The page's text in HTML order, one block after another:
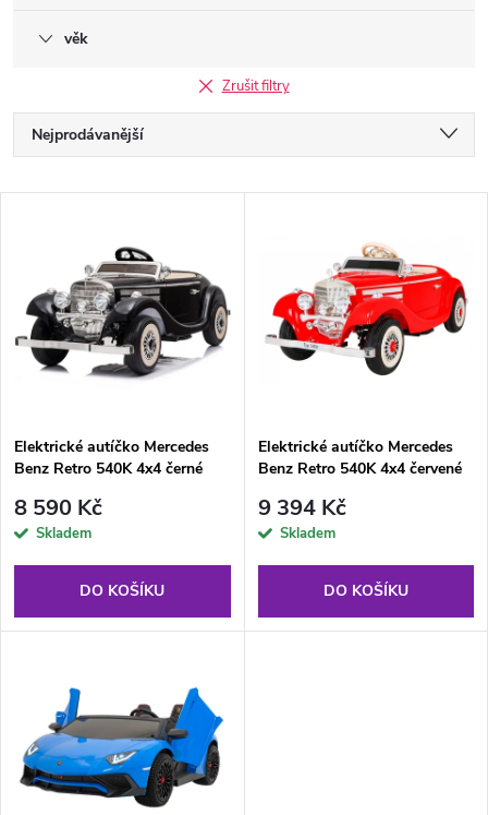
věk
Zrušit filtry
Ř
a
e
n
p
r
o
d
k
t
Nejprodávanější
Abecedně
p
s
p
r
k
Elektrické autíčko Mercedes
Benz Retro 540K 4x4 černé
8 590 Kč
Skladem
DO KOŠÍKU
Elektrické autíčko Mercedes
Benz Retro 540K 4x4 červené
9 394 Kč
Skladem
DO KOŠÍKU